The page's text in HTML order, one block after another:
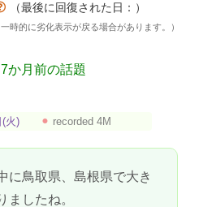
（最後に回復された日： ）
時的に劣化表示が戻る場合があります。）
か月前の話題
(火) ⚫︎ recorded 4M
に鳥取県、島根県で大き
ましたね。